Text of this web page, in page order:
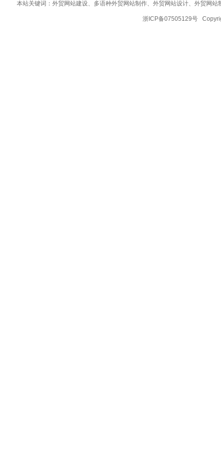
本站关键词： 外贸网站建设、多语种外贸网站制作、 外贸网站设计、 外贸网站
浙ICP备07505129号